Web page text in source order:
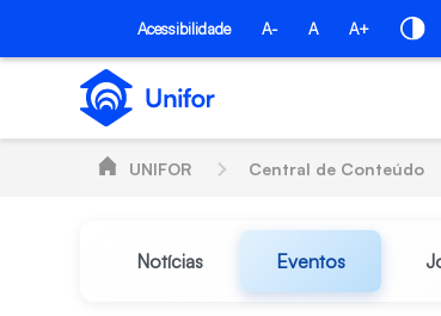
Pular para o Conteúdo principal
Acessibilidade A- A A+
UNIFOR Central de Conteúdo
Notícias Eventos